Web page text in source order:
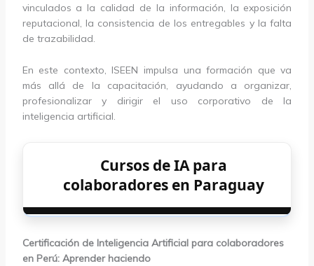
vinculados a la calidad de la información, la exposición
reputacional, la consistencia de los entregables y la falta
de trazabilidad.
En este contexto, ISEEN impulsa una formación que va
más allá de la capacitación, ayudando a organizar,
profesionalizar y dirigir el uso corporativo de la
inteligencia artificial.
Cursos de IA para
colaboradores en Paraguay
Certificación de Inteligencia Artificial para colaboradores
en Perú: Aprender haciendo